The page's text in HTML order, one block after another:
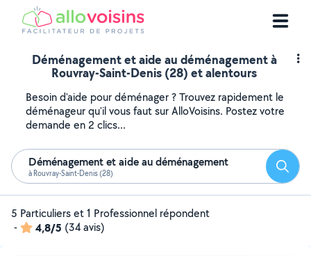
Déménagement et aide au déménagement à
Rouvray-Saint-Denis (28) et alentours
Besoin d'aide pour déménager ? Trouvez rapidement le
déménageur qu'il vous faut sur AlloVoisins. Postez votre
demande en 2 clics...
Déménagement et aide au déménagement
à Rouvray-Saint-Denis (28)
5 Particuliers et 1 Professionnel répondent
-
4,8/5 (34 avis)